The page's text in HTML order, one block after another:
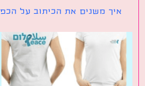
משנים את הכיתוב על הכפתור